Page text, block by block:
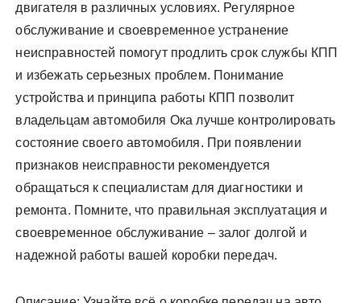
двигателя в различных условиях. Регулярное
обслуживание и своевременное устранение
неисправностей помогут продлить срок службы КПП
и избежать серьезных проблем. Понимание
устройства и принципа работы КПП позволит
владельцам автомобиля Ока лучше контролировать
состояние своего автомобиля. При появлении
признаков неисправности рекомендуется
обращаться к специалистам для диагностики и
ремонта. Помните, что правильная эксплуатация и
своевременное обслуживание – залог долгой и
надежной работы вашей коробки передач.